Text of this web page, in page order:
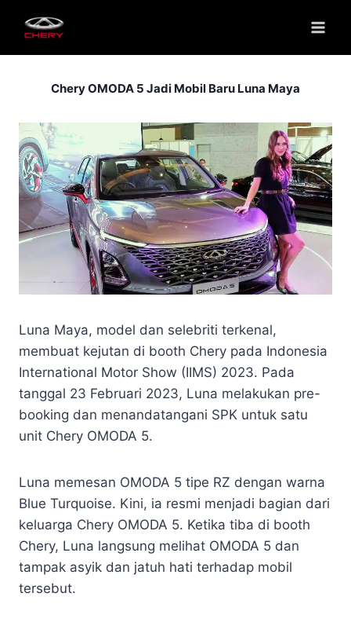
Chery OMODA 5 Jadi Mobil Baru Luna Maya
Luna Maya, model dan selebriti terkenal,
membuat kejutan di booth Chery pada Indonesia
International Motor Show (IIMS) 2023. Pada
tanggal 23 Februari 2023, Luna melakukan pre-
booking dan menandatangani SPK untuk satu
unit Chery OMODA 5.
Luna memesan OMODA 5 tipe RZ dengan warna
Blue Turquoise. Kini, ia resmi menjadi bagian dari
keluarga Chery OMODA 5. Ketika tiba di booth
Chery, Luna langsung melihat OMODA 5 dan
tampak asyik dan jatuh hati terhadap mobil
tersebut.